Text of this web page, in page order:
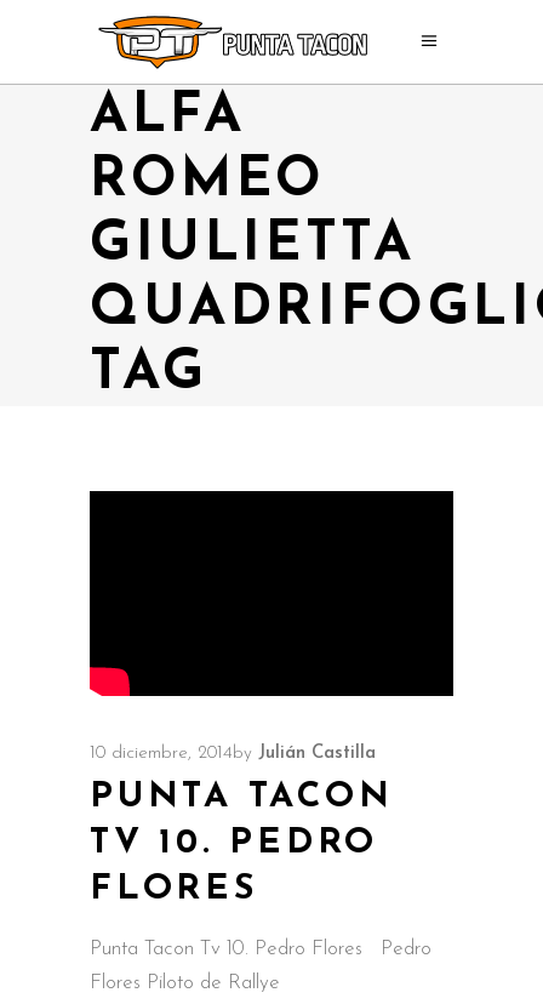
ALFA
ROMEO
GIULIETTA
TAG
10 diciembre, 2014 by Julián Castilla
PUNTA TACON
TV 10. PEDRO
FLORES
Punta Tacon Tv 10. Pedro Flores Pedro
Flores Piloto de Rallye